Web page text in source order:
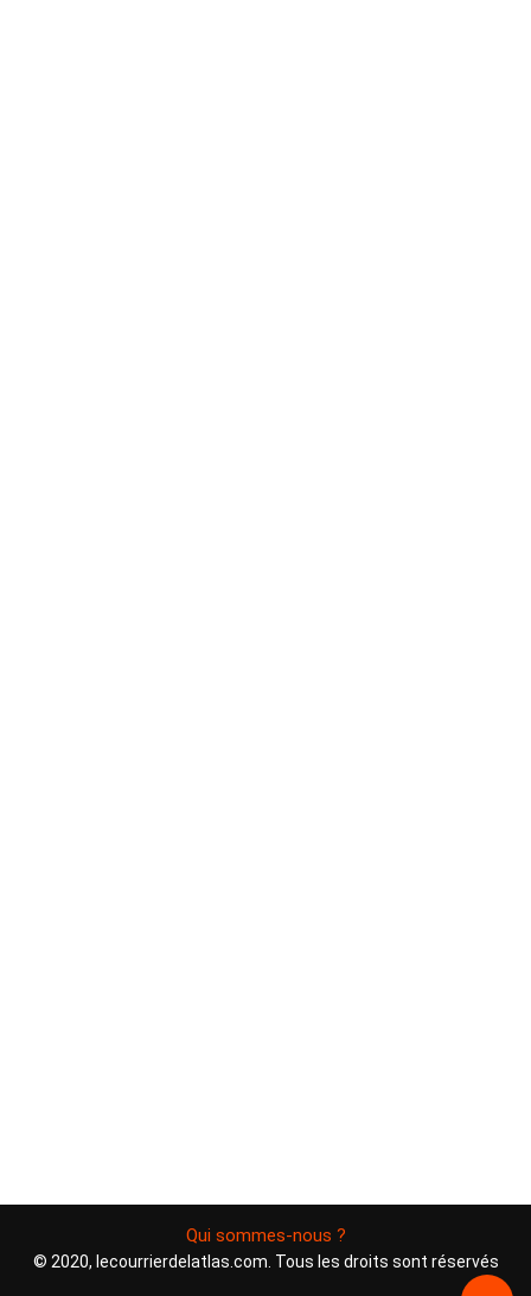
Qui sommes-nous ?
© 2020, lecourrierdelatlas.com. Tous les droits sont réservés